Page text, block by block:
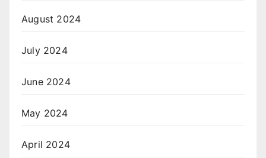
August 2024
July 2024
June 2024
May 2024
April 2024